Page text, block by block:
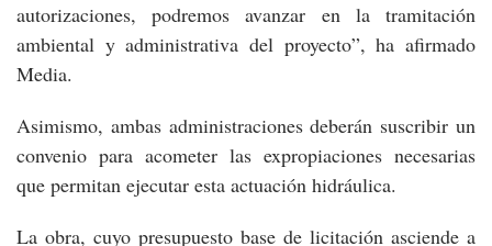
autorizaciones, podremos avanzar en la tramitación
ambiental y administrativa del proyecto”, ha afirmado
Media.
Asimismo, ambas administraciones deberán suscribir un
convenio para acometer las expropiaciones necesarias
que permitan ejecutar esta actuación hidráulica.
La obra, cuyo presupuesto base de licitación asciende a